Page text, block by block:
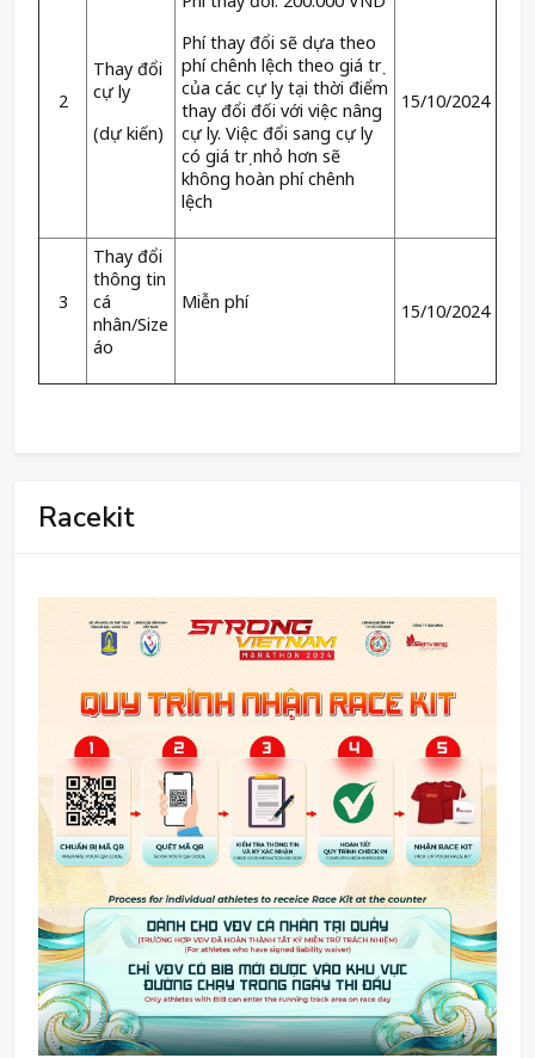
2
Thay đổi
cự ly
(dự kiến)
Phí thay đổi sẽ dựa theo
phí chênh lệch theo giá trị
của các cự ly tại thời điểm
thay đổi đối với việc nâng
cự ly. Việc đổi sang cự ly
có giá trị nhỏ hơn sẽ
không hoàn phí chênh
lệch
15/10/2024
3
Thay đổi
thông tin
cá
nhân/Size
áo
Miễn phí 15/10/2024
Racekit